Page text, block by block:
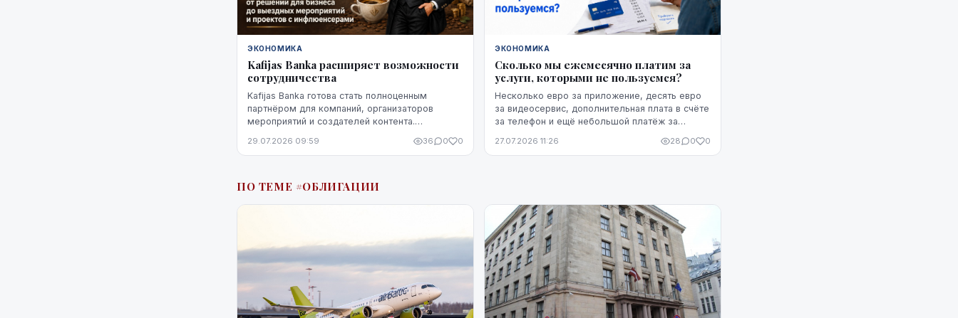
ЭКОНОМИКА
Kafijas Banka расширяет возможности
сотрудничества
Kafijas Banka готова стать полноценным
партнёром для компаний, организаторов
мероприятий и создателей контента.
поставкой кофе — компания предоставляет
29.07.2026 09:59 36 0 0
ЭКОНОМИКА
Сколько мы ежемесячно платим за
услуги, которыми не пользуемся?
Несколько евро за приложение, десять евро
за видеосервис, дополнительная плата в счёте
за телефон и ещё небольшой платёж за
расходов по отдельности может казаться не...
27.07.2026 11:26 28 0 0
ПО ТЕМЕ #ОБЛИГАЦИИ